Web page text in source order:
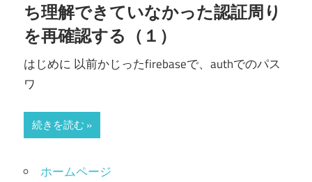
ち理解できていなかった認証周り
を再確認する（１）
はじめに 以前かじったfirebaseで、authでのパス
ワ
続きを読む
ホームページ